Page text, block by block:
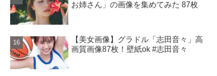
お姉さん」の画像を集めてみた 87枚
【美女画像】グラドル「志田音々」高
画質画像87枚！壁紙ok #志田音々